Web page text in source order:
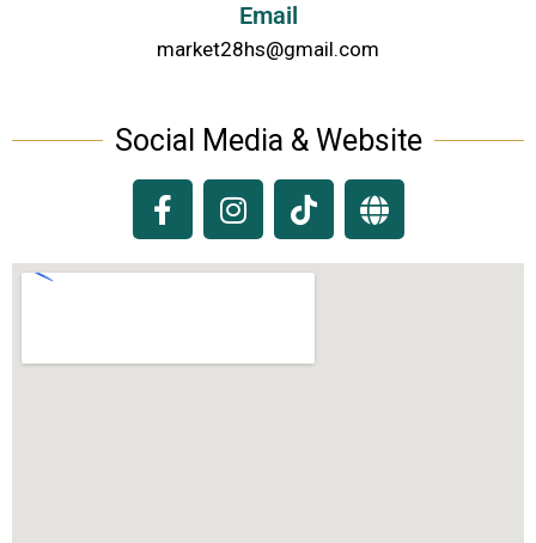
Email
market28hs@gmail.com
Social Media & Website